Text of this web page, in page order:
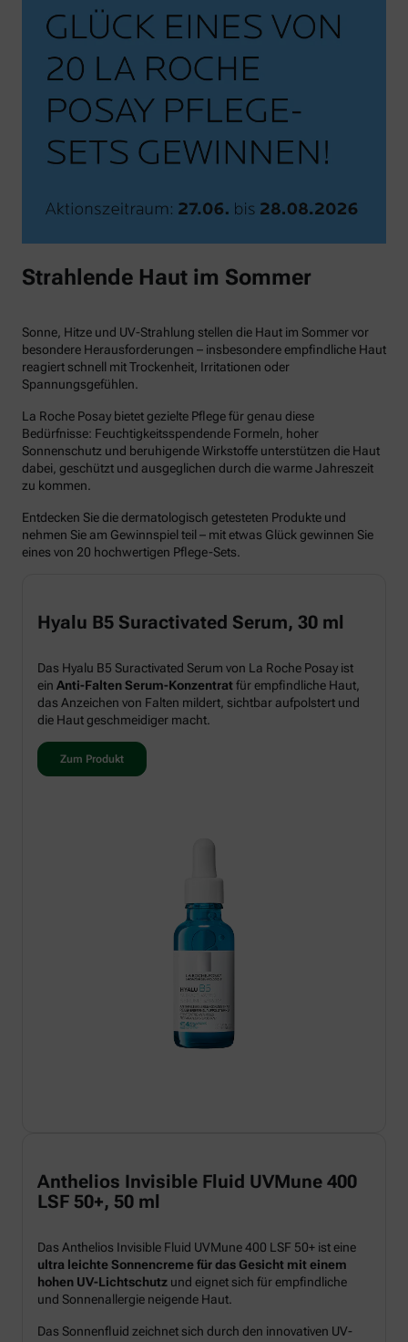
Strahlende Haut im Sommer
Sonne, Hitze und UV-Strahlung stellen die Haut im Sommer vor
besondere Herausforderungen – insbesondere empfindliche Haut
reagiert schnell mit Trockenheit, Irritationen oder
Spannungsgefühlen.
La Roche Posay bietet gezielte Pflege für genau diese
Bedürfnisse: Feuchtigkeitsspendende Formeln, hoher
Sonnenschutz und beruhigende Wirkstoffe unterstützen die Haut
dabei, geschützt und ausgeglichen durch die warme Jahreszeit
zu kommen.
Entdecken Sie die dermatologisch getesteten Produkte und
nehmen Sie am Gewinnspiel teil – mit etwas Glück gewinnen Sie
eines von 20 hochwertigen Pflege-Sets.
Hyalu B5 Suractivated Serum, 30 ml
Das Hyalu B5 Suractivated Serum von La Roche Posay ist
ein Anti-Falten Serum-Konzentratfür empfindliche Haut,
das Anzeichen von Falten mildert, sichtbar aufpolstert und
die Haut geschmeidiger macht.
Zum Produkt
Anthelios Invisible Fluid UVMune 400
LSF 50+, 50 ml
Das Anthelios Invisible Fluid UVMune 400 LSF 50+ ist eine
ultra leichte Sonnencreme für das Gesicht mit einem
hohen UV-Lichtschutz und eignet sich für empfindliche
und Sonnenallergie neigende Haut.
Das Sonnenfluid zeichnet sich durch den innovativen UV-